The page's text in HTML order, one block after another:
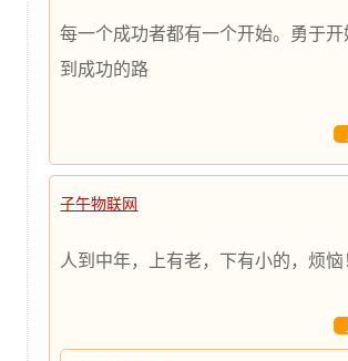
每一个成功者都有一个开始。勇于
到成功的路
子午物联网
人到中年，上有老，下有小的，烦恼